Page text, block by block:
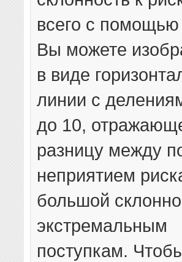
всего с
Вы можете
в виде
линии с
до 10,
разницу между
неприятием
большой
экстремальным
поступкам.